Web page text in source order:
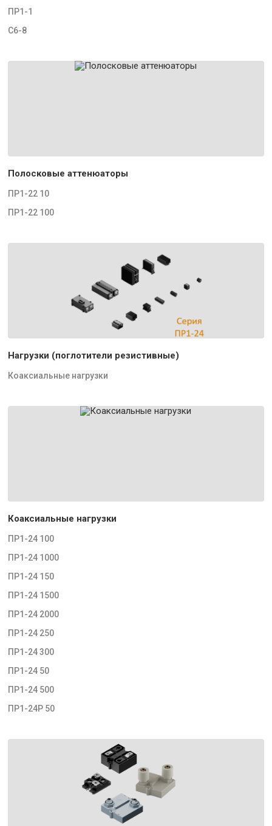
ПР1-1
С6-8
Полосковые аттенюаторы
ПР1-22 10
ПР1-22 100
Нагрузки (поглотители резистивные)
Коаксиальные нагрузки
Коаксиальные нагрузки
ПР1-24 100
ПР1-24 1000
ПР1-24 150
ПР1-24 1500
ПР1-24 2000
ПР1-24 250
ПР1-24 300
ПР1-24 50
ПР1-24 500
ПР1-24Р 50